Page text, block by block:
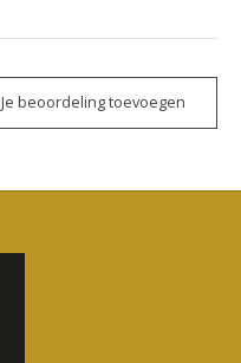
Je beoordeling toevoegen